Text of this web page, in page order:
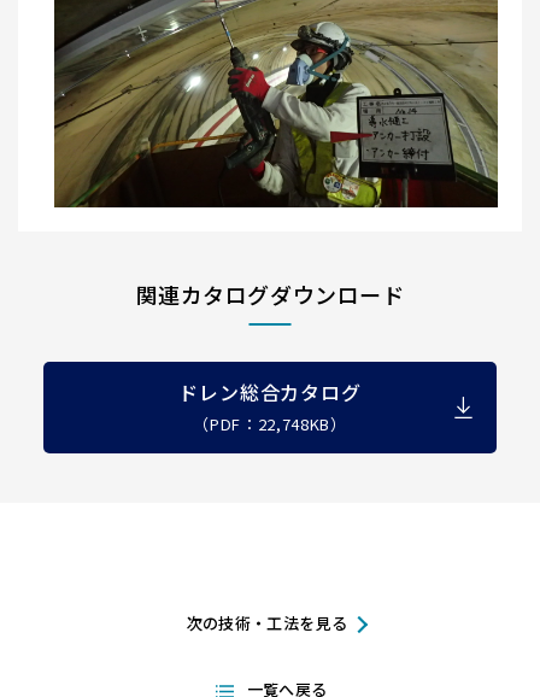
関連カタログダウンロード
ドレン総合カタログ
（PDF：22,748KB）
次の技術・工法を見る
一覧へ戻る